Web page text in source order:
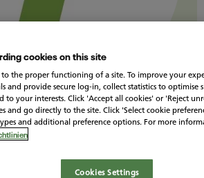
zum
cookies on this site
the proper functioning of a site. To improve your
and provide secure log-in, collect statistics to optimise
to your interests. Click 'Accept all cookies' or 'Reject
and go directly to the site. Click 'Select cookie
and additional preference options. For more
Cookies Settings